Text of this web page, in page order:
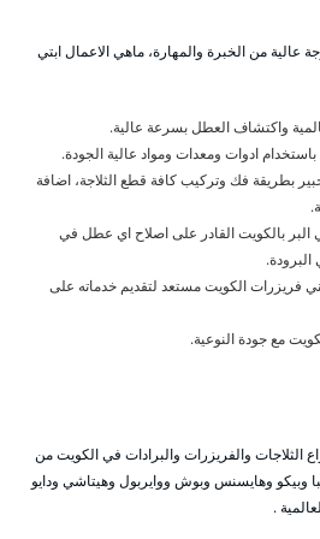
من الخبرة والمهارة، ماهي الاعمال ابتي
واكتشاف العطل بسرعة عالية.
ادوات ومعدات ومواد عالية الجودة.
بطريقة فك وتركيب كافة قطع الثلاجة، اضافة
البر بالكويت القادر على اصلاح اي عطل في
فريزرات الكويت مستعد لتقديم خدماته على
مع جودة النوعية.
الثلاجات والفريزرات والبرادات في الكويت من
وبيكو وهايسنس وبوش ووايربول وهيتاشي ودايو
.